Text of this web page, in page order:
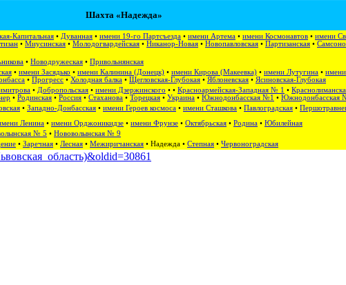
Шахта «Надежда»
Капитальная • Дуванная • имени 19-го Партсъезда • имени Артема • имени Космонавтов • имени
• Миусинская • Молодогвардейская • Никанор-Новая • Новопавловская • Партизанская •
• Новодружеская • Привольнянская
• имени Засядько • имени Калинина (Донецк) • имени Кирова (Макеевка) • имени Лутугина •
• Прогресс • Холодная балка • Щегловская-Глубокая • Яблоневская • Ясиновская-Глубокая
• Добропольская • имени Дзержинского • • Красноармейская-Западная № 1 •
• Родинская • Россия • Стаханова • Торецкая • Украина • Южнодонбасская №1 • Южнодонбасская
• Западно-Донбасская • имени Героев космоса • имени Сташкова • Павлоградская •
Ленина • имени Орджоникидзе • имени Фрунзе • Октябрьская • Родина • Юбилейная
№ 5 • Нововолынская № 9
• Заречная • Лесная • Межиричанская • Надежда • Степная • Червоноградская